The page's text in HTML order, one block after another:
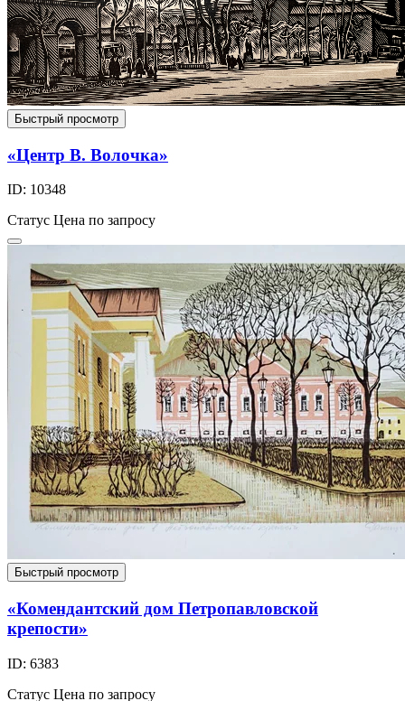
Быстрый просмотр
«Центр В. Волочка»
ID: 10348
Статус Цена по запросу
Быстрый просмотр
«Комендантский дом Петропавловской
крепости»
ID: 6383
Статус Цена по запросу